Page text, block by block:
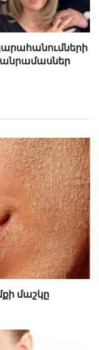
մաշկը